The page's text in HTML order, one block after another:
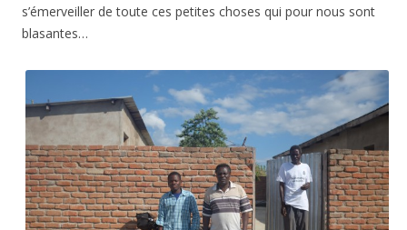
s’émerveiller de toute ces petites choses qui pour nous sont
blasantes…